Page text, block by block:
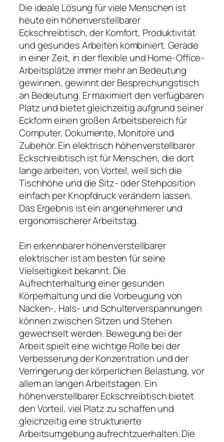
Die ideale Lösung für viele Menschen ist
heute ein höhenverstellbarer
Eckschreibtisch, der Komfort, Produktivität
und gesundes Arbeiten kombiniert. Gerade
in einer Zeit, in der flexible und Home-Office-
Arbeitsplätze immer mehr an Bedeutung
gewinnen, gewinnt der Besprechungstisch
an Bedeutung. Er maximiert den verfügbaren
Platz und bietet gleichzeitig aufgrund seiner
Eckform einen großen Arbeitsbereich für
Computer, Dokumente, Monitore und
Zubehör. Ein elektrisch höhenverstellbarer
Eckschreibtisch ist für Menschen, die dort
lange arbeiten, von Vorteil, weil sich die
Tischhöhe und die Sitz- oder Stehposition
einfach per Knopfdruck verändern lassen.
Das Ergebnis ist ein angenehmerer und
ergonomischerer Arbeitstag.
Ein erkennbarer höhenverstellbarer
elektrischer ist am besten für seine
Vielseitigkeit bekannt. Die
Aufrechterhaltung einer gesunden
Körperhaltung und die Vorbeugung von
Nacken-, Hals- und Schulterverspannungen
können zwischen Sitzen und Stehen
gewechselt werden. Bewegung bei der
Arbeit spielt eine wichtige Rolle bei der
Verbesserung der Konzentration und der
Verringerung der körperlichen Belastung, vor
allem an langen Arbeitstagen. Ein
höhenverstellbarer Eckschreibtisch bietet
den Vorteil, viel Platz zu schaffen und
gleichzeitig eine strukturierte
Arbeitsumgebung aufrechtzuerhalten. Die